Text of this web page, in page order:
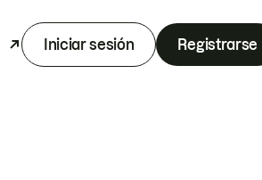
Iniciar sesión Registrarse